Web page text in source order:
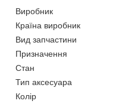
Виробник
Країна виробник
Вид запчастини
Призначення
Стан
Тип аксесуара
Колір